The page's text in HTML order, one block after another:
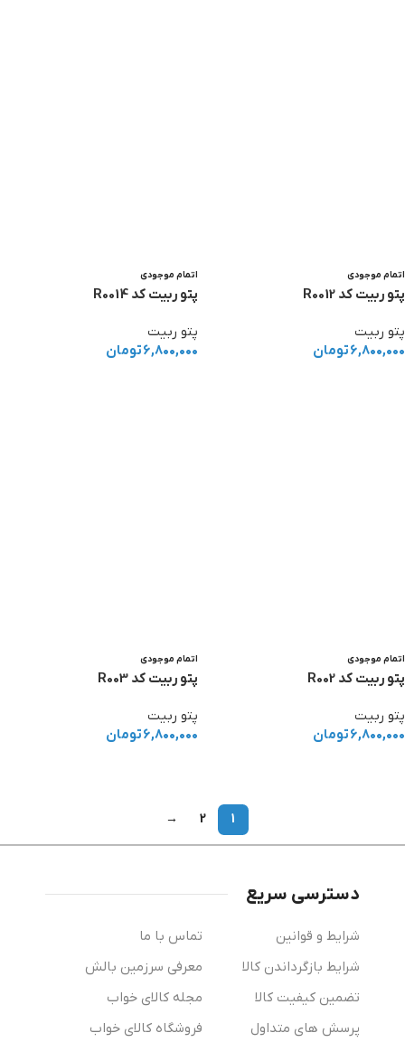
اتمام موجودی
پتو ربیت کد R0012
پتو ربیت
۶,۸۰۰,۰۰۰تومان
اتمام موجودی
پتو ربیت کد R0014
پتو ربیت
۶,۸۰۰,۰۰۰تومان
اتمام موجودی
پتو ربیت کد R002
پتو ربیت
۶,۸۰۰,۰۰۰تومان
اتمام موجودی
پتو ربیت کد R003
پتو ربیت
۶,۸۰۰,۰۰۰تومان
1
2
→
دسترسی سریع
شرایط و قوانین
شرایط بازگرداندن کالا
تضمین کیفیت کالا
پرسش های متداول
تماس با ما
معرفی سرزمین بالش
مجله کالای خواب
فروشگاه کالای خواب